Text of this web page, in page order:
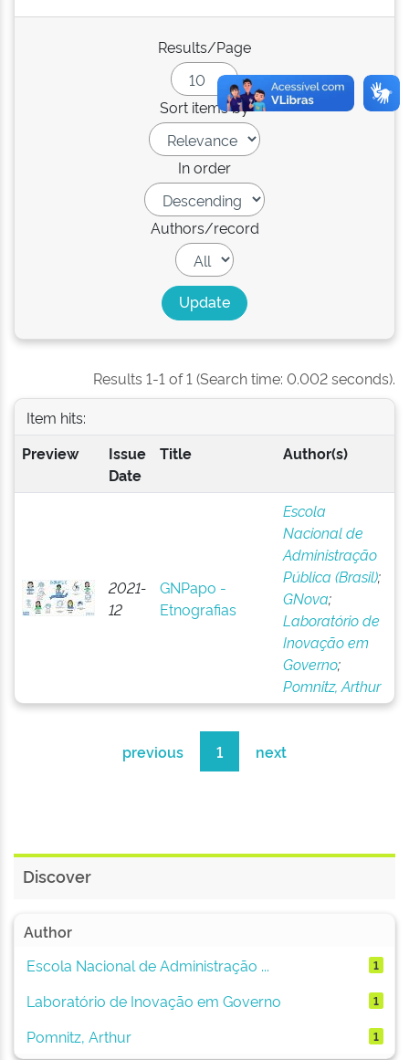
Results/Page
Sort items by
In order
Authors/record
Results 1-1 of 1 (Search time: 0.002 seconds).
Item hits:
Preview
Issue
Date
Title Author(s)
2021-
12
GNPapo -
Etnografias
Escola
Nacional de
Administração
Pública (Brasil);
GNova;
Laboratório de
Inovação em
Governo;
Pomnitz, Arthur
previous 1 next
Discover
Author
Escola Nacional de Administração ...
1
Laboratório de Inovação em Governo 1
Pomnitz, Arthur 1